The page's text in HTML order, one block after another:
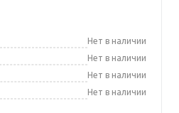
Нет в наличии
Нет в наличии
Нет в наличии
Нет в наличии